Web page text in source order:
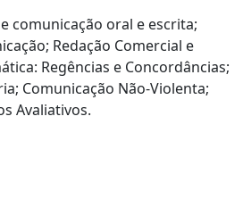
comunicação oral e escrita;
Redação Comercial e
Regências e Concordâncias;
Comunicação Não-Violenta;
Avaliativos.